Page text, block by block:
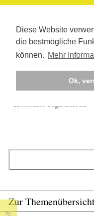
Diese Website
die bestmögliche
können. Mehr
Ok,
Kostenlos registrieren
Zur